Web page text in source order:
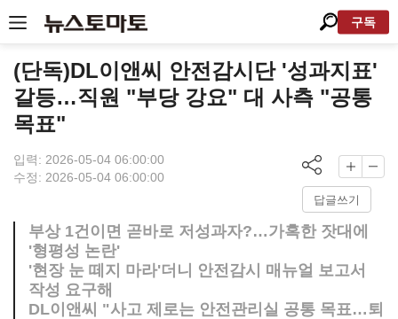
구독
(단독)DL이앤씨 안전감시단 '성과지표'
갈등…직원 "부당 강요" 대 사측 "공통
목표"
입력: 2026-05-04 06:00:00
수정: 2026-05-04 06:00:00
답글쓰기
부상 1건이면 곧바로 저성과자?…가혹한 잣대에
'형평성 논란'
'현장 눈 떼지 마라'더니 안전감시 매뉴얼 보고서
작성 요구해
DL이앤씨 "사고 제로는 안전관리실 공통 목표…퇴